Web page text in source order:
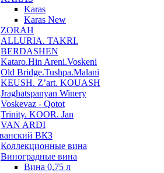
Karas
Karas New
ZORAH
ALLURIA. TAKRI.
BERDASHEN
Kataro.Hin Areni.Voskeni
Old Bridge.Tushpa.Malani
KEUSH. Z’art. KOUASH
Jraghatspanyan Winery
Voskevaz - Qotot
Trinity. KOOR. Jan
VAN ARDI
ВКЗ
Коллекционные вина
Виноградные вина
Вина 0,75 л